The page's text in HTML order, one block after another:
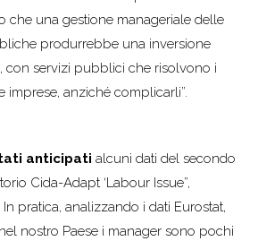
che una gestione manageriale delle
produrrebbe una inversione
con servizi pubblici che risolvono i
imprese, anziché complicarli”.
anticipati alcuni dati del secondo
Cida-Adapt ‘Labour Issue”,
pratica, analizzando i dati Eurostat,
nostro Paese i manager sono pochi